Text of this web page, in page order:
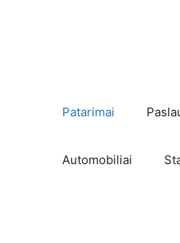
Patarimai
Automobiliai